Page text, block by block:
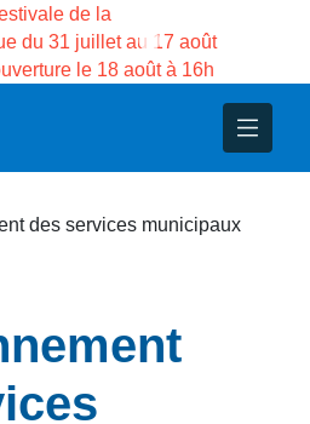
de la
du 31 juillet au 17 août
le 18 août à 16h
des services municipaux